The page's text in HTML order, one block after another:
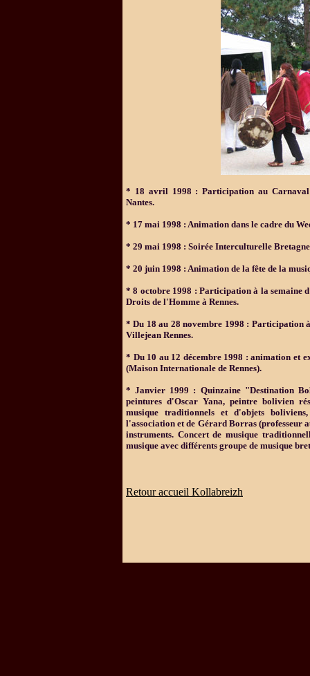
* 18 avril 1998 : Participation au
Nantes.
* 17 mai 1998 : Animation dans le cadre du
* 29 mai 1998 : Soirée Interculturelle
* 20 juin 1998 : Animation de la fête de la
* 8 octobre 1998 : Participation à la semaine
Droits de l'Homme à Rennes.
* Du 18 au 28 novembre 1998 :
Villejean Rennes.
* Du 10 au 12 décembre 1998 : animation et
(Maison Internationale de Rennes).
*Janvier 1999 : Quinzaine "Destination
peintures d'Oscar Yana, peintre bolivien
musique traditionnels et d'objets
l'association et de Gérard Borras (professeur
instruments. Concert de musique
musique avec différents groupe de musique
Retour accueil Kollabreizh